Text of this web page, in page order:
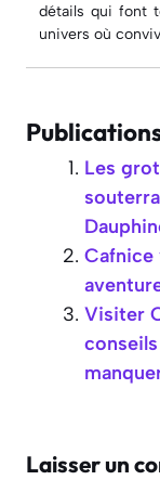
détails qui font
univers où
Les
Cafnice
Visiter
Laisser un